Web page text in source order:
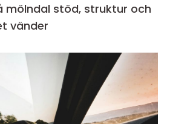
struktur och
vänder